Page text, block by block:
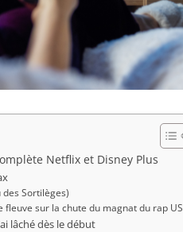
Netflix et Disney Plus
des Sortilèges)
fleuve sur la chute du magnat du rap US
lâché dès le début